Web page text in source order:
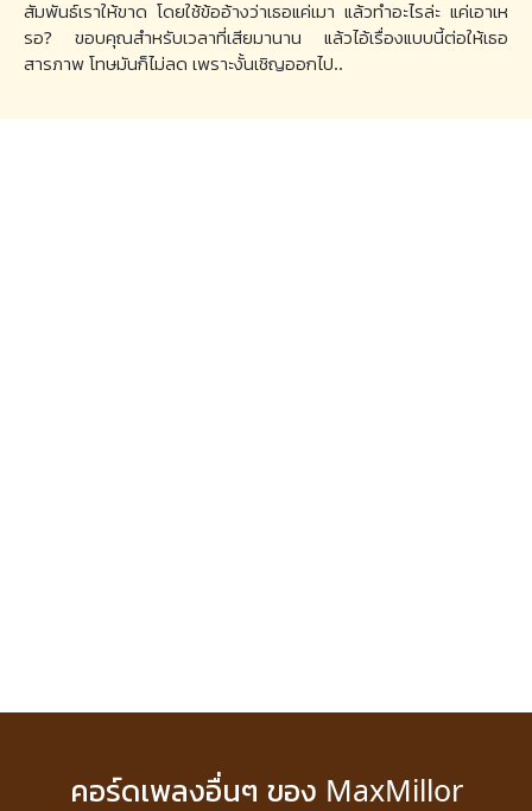
สัมพันธ์เราให้ขาด โดยใช้ข้ออ้างว่าเธอแค่เมา แล้วทำอะไรล่ะ แค่เอาเห
รอ? ขอบคุณสำหรับเวลาที่เสียมานาน แล้วไอ้เรื่องแบบนี้ต่อให้เธอ
สารภาพ โทษมันก็ไม่ลด เพราะงั้นเชิญออกไป..
คอร์ดเพลงอื่นๆ ของ MaxMillor